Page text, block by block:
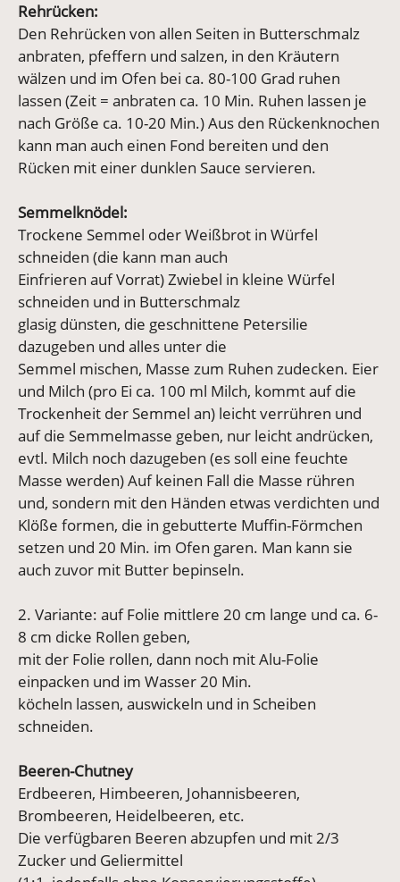
Rehrücken:
Den Rehrücken von allen Seiten in Butterschmalz
anbraten, pfeffern und salzen, in den Kräutern
wälzen und im Ofen bei ca. 80-100 Grad ruhen
lassen (Zeit = anbraten ca. 10 Min. Ruhen lassen je
nach Größe ca. 10-20 Min.) Aus den Rückenknochen
kann man auch einen Fond bereiten und den
Rücken mit einer dunklen Sauce servieren.
Semmelknödel:
Trockene Semmel oder Weißbrot in Würfel
schneiden (die kann man auch
Einfrieren auf Vorrat) Zwiebel in kleine Würfel
schneiden und in Butterschmalz
glasig dünsten, die geschnittene Petersilie
dazugeben und alles unter die
Semmel mischen, Masse zum Ruhen zudecken. Eier
und Milch (pro Ei ca. 100 ml Milch, kommt auf die
Trockenheit der Semmel an) leicht verrühren und
auf die Semmelmasse geben, nur leicht andrücken,
evtl. Milch noch dazugeben (es soll eine feuchte
Masse werden) Auf keinen Fall die Masse rühren
und, sondern mit den Händen etwas verdichten und
Klöße formen, die in gebutterte Muffin-Förmchen
setzen und 20 Min. im Ofen garen. Man kann sie
auch zuvor mit Butter bepinseln.
2. Variante: auf Folie mittlere 20 cm lange und ca. 6-
8 cm dicke Rollen geben,
mit der Folie rollen, dann noch mit Alu-Folie
einpacken und im Wasser 20 Min.
köcheln lassen, auswickeln und in Scheiben
schneiden.
Beeren-Chutney
Erdbeeren, Himbeeren, Johannisbeeren,
Brombeeren, Heidelbeeren, etc.
Die verfügbaren Beeren abzupfen und mit 2/3
Zucker und Geliermittel